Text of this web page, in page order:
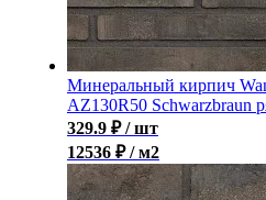
Минеральный кирпич
AZ130R50 Schwarzbraun
329.9 ₽ / шт
12536 ₽ / м2